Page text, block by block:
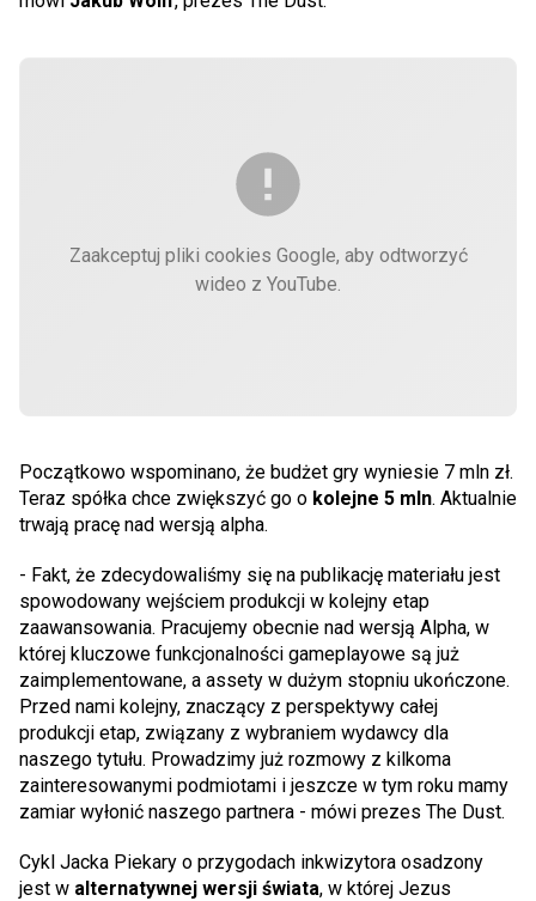
Zaakceptuj pliki cookies Google, aby odtworzyć
wideo z YouTube.
Początkowo wspominano, że budżet gry wyniesie 7 mln zł.
Teraz spółka chce zwiększyć go o kolejne 5 mln. Aktualnie
trwają pracę nad wersją alpha.
- Fakt, że zdecydowaliśmy się na publikację materiału jest
spowodowany wejściem produkcji w kolejny etap
zaawansowania. Pracujemy obecnie nad wersją Alpha, w
której kluczowe funkcjonalności gameplayowe są już
zaimplementowane, a assety w dużym stopniu ukończone.
Przed nami kolejny, znaczący z perspektywy całej
produkcji etap, związany z wybraniem wydawcy dla
naszego tytułu. Prowadzimy już rozmowy z kilkoma
zainteresowanymi podmiotami i jeszcze w tym roku mamy
zamiar wyłonić naszego partnera - mówi prezes The Dust.
Cykl Jacka Piekary o przygodach inkwizytora osadzony
jest w alternatywnej wersji świata, w której Jezus